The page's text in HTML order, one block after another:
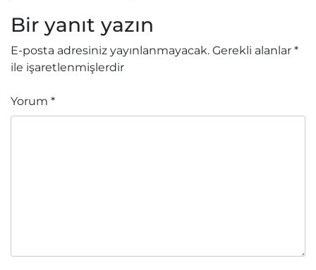
Bir yanıt yazın
E-posta adresiniz yayınlanmayacak. Gerekli alanlar *
ile işaretlenmişlerdir
Yorum *